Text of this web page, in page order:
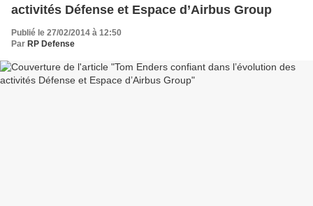
activités Défense et Espace d’Airbus Group
Publié le 27/02/2014 à 12:50
Par RP Defense